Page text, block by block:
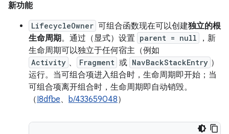
新功能
LifecycleOwner 可组合函数现在可以创建独立的根
生命周期。通过（显式）设置 parent = null
，新
生命周期可以独立于任何宿主（例如
Activity 、 Fragment 或 NavBackStackEntry ）
运行。当可组合项进入组合时，生命周期即开始；当
可组合项离开组合时，生命周期即自动销毁。
（I8dfbe、 b/433659048）